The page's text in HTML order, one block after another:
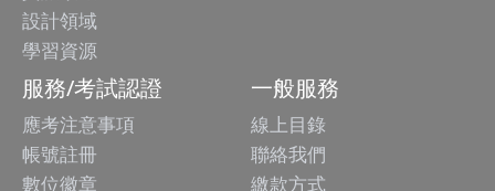
設計領域
學習資源
服務/考試認證
應考注意事項
帳號註冊
數位徽章
一般服務
線上目錄
聯絡我們
繳款方式